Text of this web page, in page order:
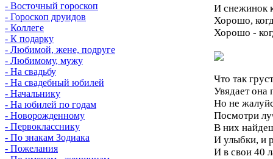
- Восточный гороскоп
- Гороскоп друидов
- Коллеге
- К подарку
- Любимой, жене, подруге
- Любимому, мужу
- На свадьбу
- На свадебный юбилей
- Начальнику
- На юбилей по годам
- Новорожденному
- Первокласснику
- По знакам Зодиака
- Пожелания
И снежинок
Хорошо,
Хорошо -
Что так
Увядает она
Но не
Посмотри
В них
И улыбки, и
И в свои 40